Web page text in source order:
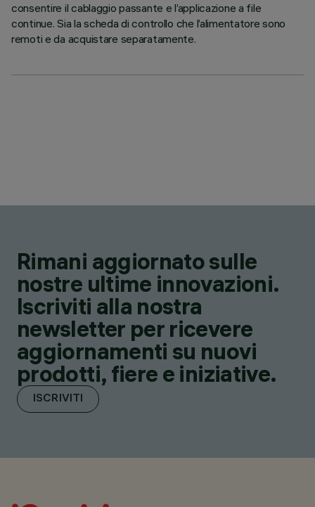
consentire il cablaggio passante e l’applicazione a file
continue. Sia la scheda di controllo che l’alimentatore sono
remoti e da acquistare separatamente.
Rimani aggiornato sulle
nostre ultime innovazioni.
Iscriviti alla nostra
newsletter per ricevere
aggiornamenti su nuovi
prodotti, fiere e iniziative.
ISCRIVITI